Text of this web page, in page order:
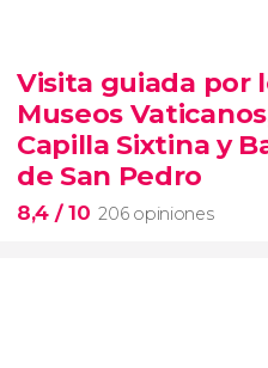
tour de contrastes
barrios de
Long Island
City grupos
Visita guiada por
Museos
Capilla Sixtina y
de San Pedro
8,4 / 10 206 opiniones